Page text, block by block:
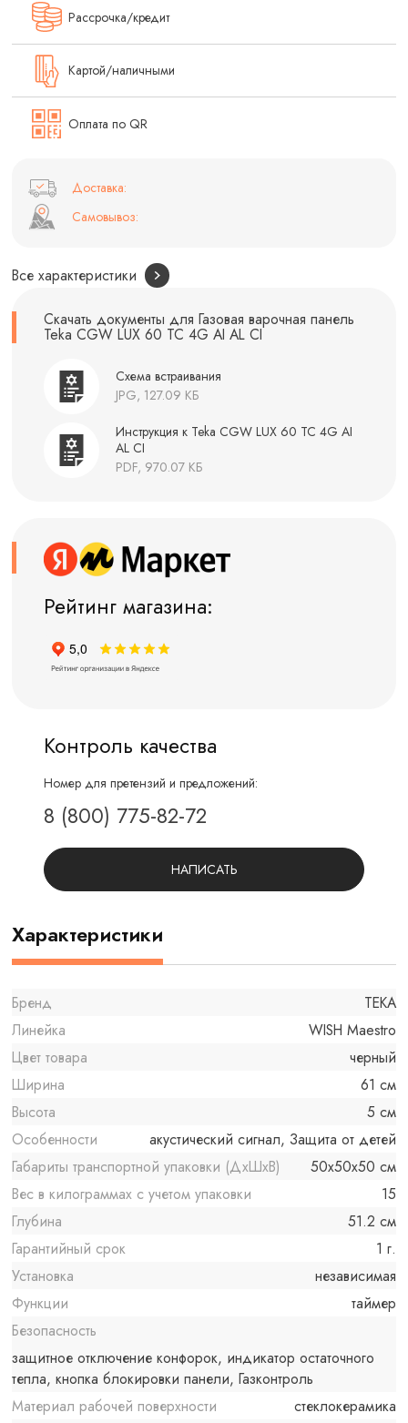
Рассрочка/кредит
Картой/наличными
Оплата по QR
Доставка:
Самовывоз:
Все характеристики
Скачать документы для Газовая варочная панель
Teka CGW LUX 60 TC 4G AI AL CI
Схема встраивания
JPG, 127.09 КБ
Инструкция к Teka CGW LUX 60 TC 4G AI
AL CI
PDF, 970.07 КБ
Рейтинг магазина:
Контроль качества
Номер для претензий и предложений:
8 (800) 775-82-72
НАПИСАТЬ
Характеристики
Бренд
TEKA
Линейка
WISH Maestro
Цвет товара
черный
Ширина
61 см
Высота
5 см
Особенности
акустический сигнал, Защита от детей
Габариты транспортной упаковки (ДхШхВ)
50x50x50 см
Вес в килограммах с учетом упаковки
15
Глубина
51.2 см
Гарантийный срок
1 г.
Установка
независимая
Функции
таймер
Безопасность
защитное отключение конфорок, индикатор остаточного
тепла, кнопка блокировки панели, Газконтроль
Материал рабочей поверхности
стеклокерамика